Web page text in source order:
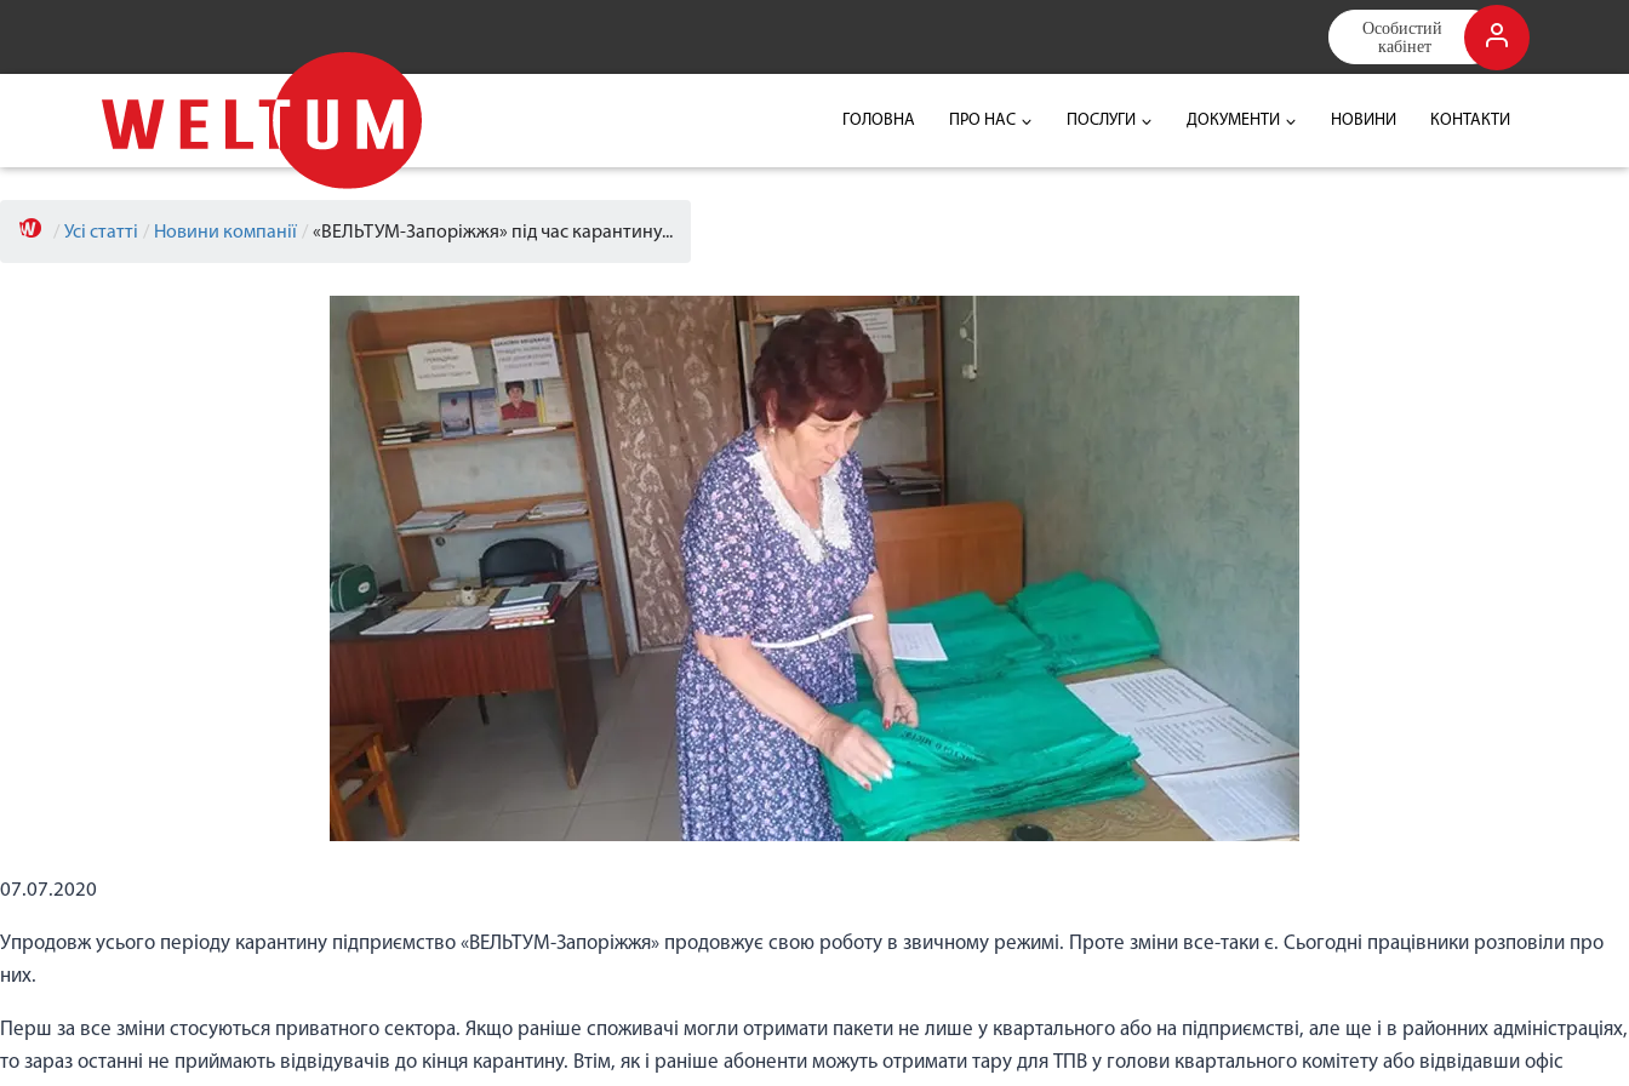
Особистий
кабінет
ГОЛОВНА ПРО НАС ПОСЛУГИ ДОКУМЕНТИ НОВИНИ КОНТАКТИ
/ Усі статті / Новини компанії / «ВЕЛЬТУМ-Запоріжжя» під час карантину...
07.07.2020
Упродовж усього періоду карантину підприємство «ВЕЛЬТУМ-Запоріжжя» продовжує свою роботу в звичному режимі. Проте зміни все-таки є. Сьогодні працівники розповіли про
них.
Перш за все зміни стосуються приватного сектора. Якщо раніше споживачі могли отримати пакети не лише у квартального або на підприємстві, але ще і в районних адміністраціях,
то зараз останні не приймають відвідувачів до кінця карантину. Втім, як і раніше абоненти можуть отримати тару для ТПВ у голови квартального комітету або відвідавши офіс